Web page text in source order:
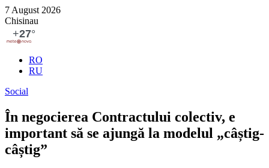
7 August 2026
Chisinau
RO
RU
Social
În negocierea Contractului colectiv, e
important să se ajungă la modelul „câștig-
câștig”